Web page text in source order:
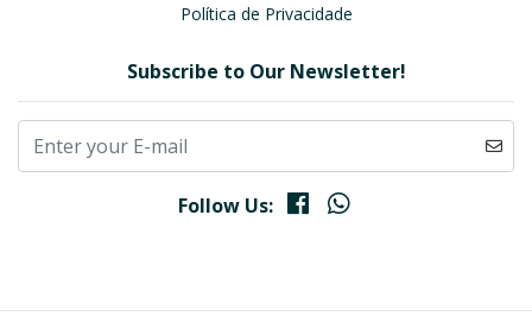
Política de Privacidade
Subscribe to Our Newsletter!
Follow Us: